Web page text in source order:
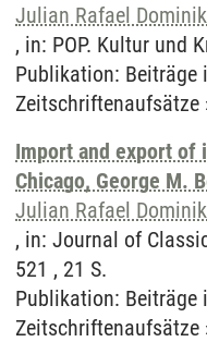
Julian Rafael
, in: POP. Kultur und
Publikation: Beiträge
Zeitschriftenaufsätze
Import and export of
Chicago, George M.
Julian Rafael
, in: Journal of
521 , 21 S.
Publikation: Beiträge
Zeitschriftenaufsätze